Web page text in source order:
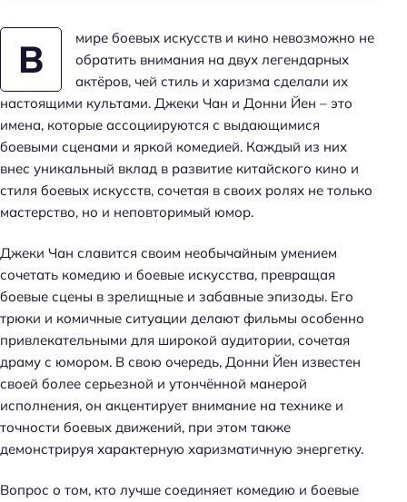
В
мире боевых искусств и кино невозможно не
обратить внимания на двух легендарных
актёров, чей стиль и харизма сделали их
настоящими культами. Джеки Чан и Донни Йен – это
имена, которые ассоциируются с выдающимися
боевыми сценами и яркой комедией. Каждый из них
внес уникальный вклад в развитие китайского кино и
стиля боевых искусств, сочетая в своих ролях не только
мастерство, но и неповторимый юмор.
Джеки Чан славится своим необычайным умением
сочетать комедию и боевые искусства, превращая
боевые сцены в зрелищные и забавные эпизоды. Его
трюки и комичные ситуации делают фильмы особенно
привлекательными для широкой аудитории, сочетая
драму с юмором. В свою очередь, Донни Йен известен
своей более серьезной и утончённой манерой
исполнения, он акцентирует внимание на технике и
точности боевых движений, при этом также
демонстрируя характерную харизматичную энергетку.
Вопрос о том, кто лучше соединяет комедию и боевые